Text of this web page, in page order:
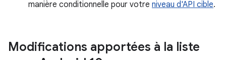
manière conditionnelle pour votre niveau d'API cible.
Modifications apportées à la liste